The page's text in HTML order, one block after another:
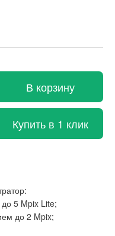
В корзину
Купить в 1 клик
5 Mpix Lite;
до 2 Mpix;